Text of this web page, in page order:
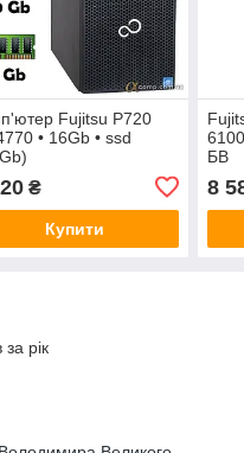
Fujitsu P720
• 16Gb • ssd
₴
Купити
БВ
8
рік